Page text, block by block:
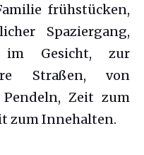
frühstücken,
Spaziergang,
Gesicht, zur
Straßen, von
Zeit zum
zum Innehalten.